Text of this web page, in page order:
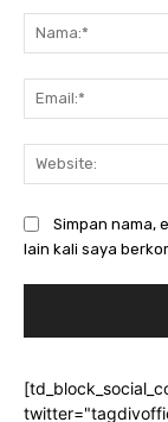
Simpan nama,
lain kali saya